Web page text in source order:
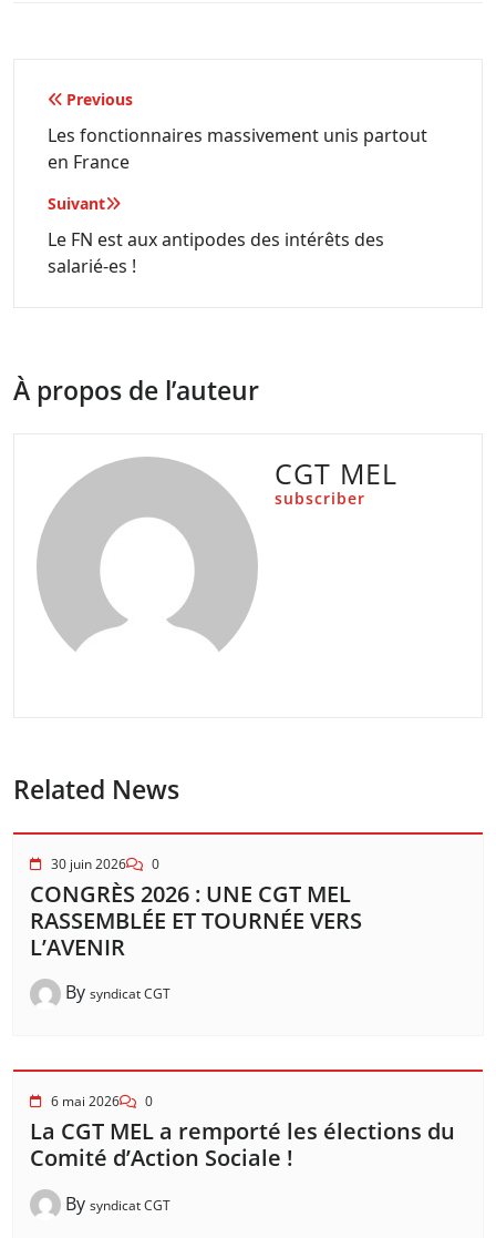
Navigation
de
l’article
Previous
Les fonctionnaires massivement unis partout
en France
Suivant
Le FN est aux antipodes des intérêts des
salarié-es !
À propos de l’auteur
CGT MEL
subscriber
Related News
30 juin 2026 0
CONGRÈS 2026 : UNE CGT MEL
RASSEMBLÉE ET TOURNÉE VERS
L’AVENIR
By syndicat CGT
6 mai 2026 0
La CGT MEL a remporté les élections du
Comité d’Action Sociale !
By syndicat CGT